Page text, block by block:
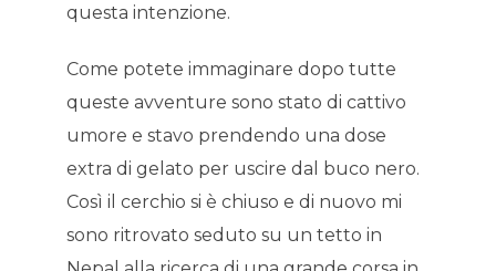
questa intenzione.
Come potete immaginare dopo tutte
queste avventure sono stato di cattivo
umore e stavo prendendo una dose
extra di gelato per uscire dal buco nero.
Così il cerchio si è chiuso e di nuovo mi
sono ritrovato seduto su un tetto in